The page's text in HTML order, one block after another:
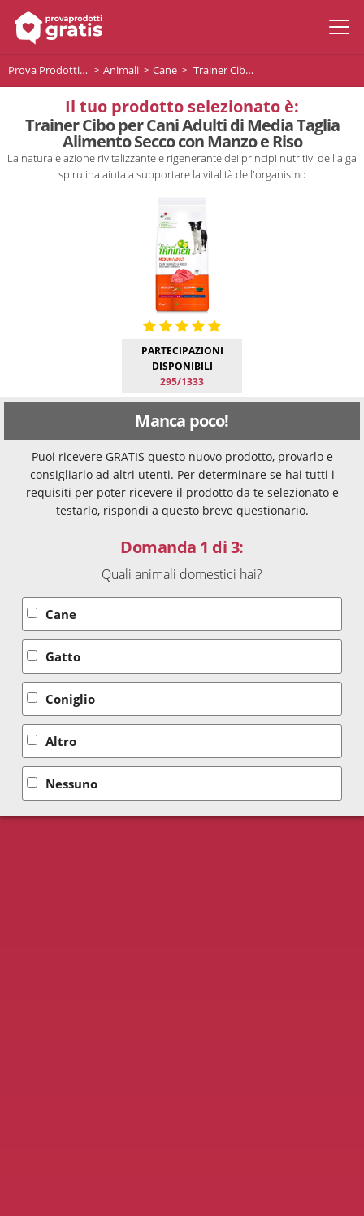
Prova Prodotti Gratis Animali Cane Trainer Cibo per Cani Adulti di Media Taglia Alimento Secco con Manzo e Riso
Il tuo prodotto selezionato è:
Trainer Cibo per Cani Adulti di Media Taglia
Alimento Secco con Manzo e Riso
La naturale azione rivitalizzante e rigenerante dei principi nutritivi dell'alga
spirulina aiuta a supportare la vitalità dell'organismo
PARTECIPAZIONI
DISPONIBILI
295/1333
Manca poco!
Puoi ricevere GRATIS questo nuovo prodotto, provarlo e
consigliarlo ad altri utenti. Per determinare se hai tutti i
requisiti per poter ricevere il prodotto da te selezionato e
testarlo, rispondi a questo breve questionario.
Domanda 1 di 3:
Quali animali domestici hai?
Cane
Gatto
Coniglio
Altro
Nessuno